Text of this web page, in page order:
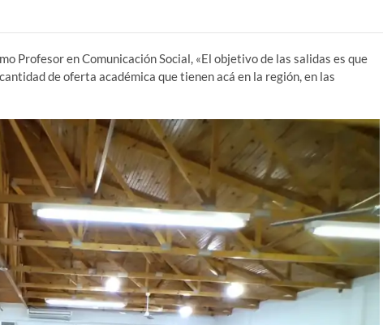
Profesor en Comunicación Social, «El objetivo de las salidas es que
de oferta académica que tienen acá en la región, en las